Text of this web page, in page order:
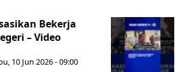
Bekerja
– Video
10 Jun 2026 - 09:00